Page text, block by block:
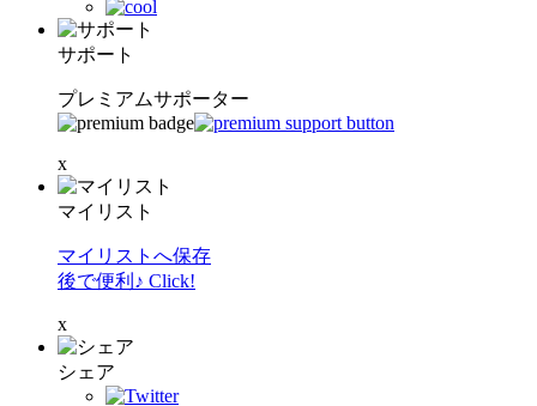
サポート
プレミアムサポーター
x
マイリスト
マイリストへ保存
後で便利♪ Click!
x
シェア